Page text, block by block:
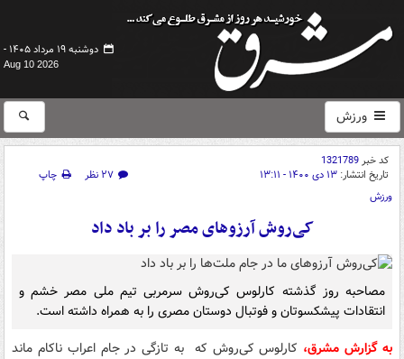
دوشنبه ۱۹ مرداد ۱۴۰۵ -
Aug 10 2026
ورزش
کد خبر1321789
تاریخ انتشار: ۱۳ دی ۱۴۰۰ - ۱۳:۱۱ ۲۷ نظر
چاپ
ورزش
کی‌روش آرزوهای مصر را بر باد داد
مصاحبه روز گذشته کارلوس کی‌روش سرمربی تیم ملی مصر خشم و
انتقادات پیشکسوتان و فوتبال دوستان مصری را به همراه داشته است.
به گزارش مشرق، کارلوس کی‌روش که به تازگی در جام اعراب ناکام ماند